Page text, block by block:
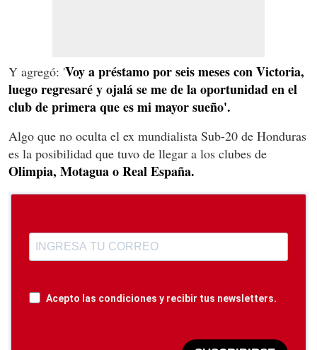
Y agregó: 'Voy a préstamo por seis meses con Victoria,
luego regresaré y ojalá se me de la oportunidad en el
club de primera que es mi mayor sueño'.
Algo que no oculta el ex mundialista Sub-20 de Honduras
es la posibilidad que tuvo de llegar a los clubes de
Olimpia, Motagua o Real España.
Acepto las condiciones y recibir tus newsletters.